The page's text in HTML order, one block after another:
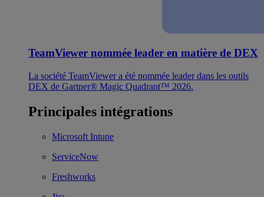
TeamViewer nommée leader en matière de DEX
La société TeamViewer a été nommée leader dans les outils
DEX de Gartner® Magic Quadrant™ 2026.
Principales intégrations
Microsoft Intune
ServiceNow
Freshworks